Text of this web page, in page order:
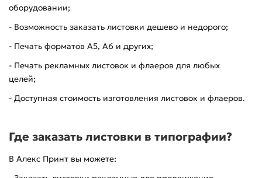
оборудовании;
- Возможность заказать листовки дешево и недорого;
- Печать форматов А5, А6 и других;
- Печать рекламных листовок и флаеров для любых
целей;
- Доступная стоимость изготовления листовок и флаеров.
Где заказать листовки в типографии?
В Алекс Принт вы можете: